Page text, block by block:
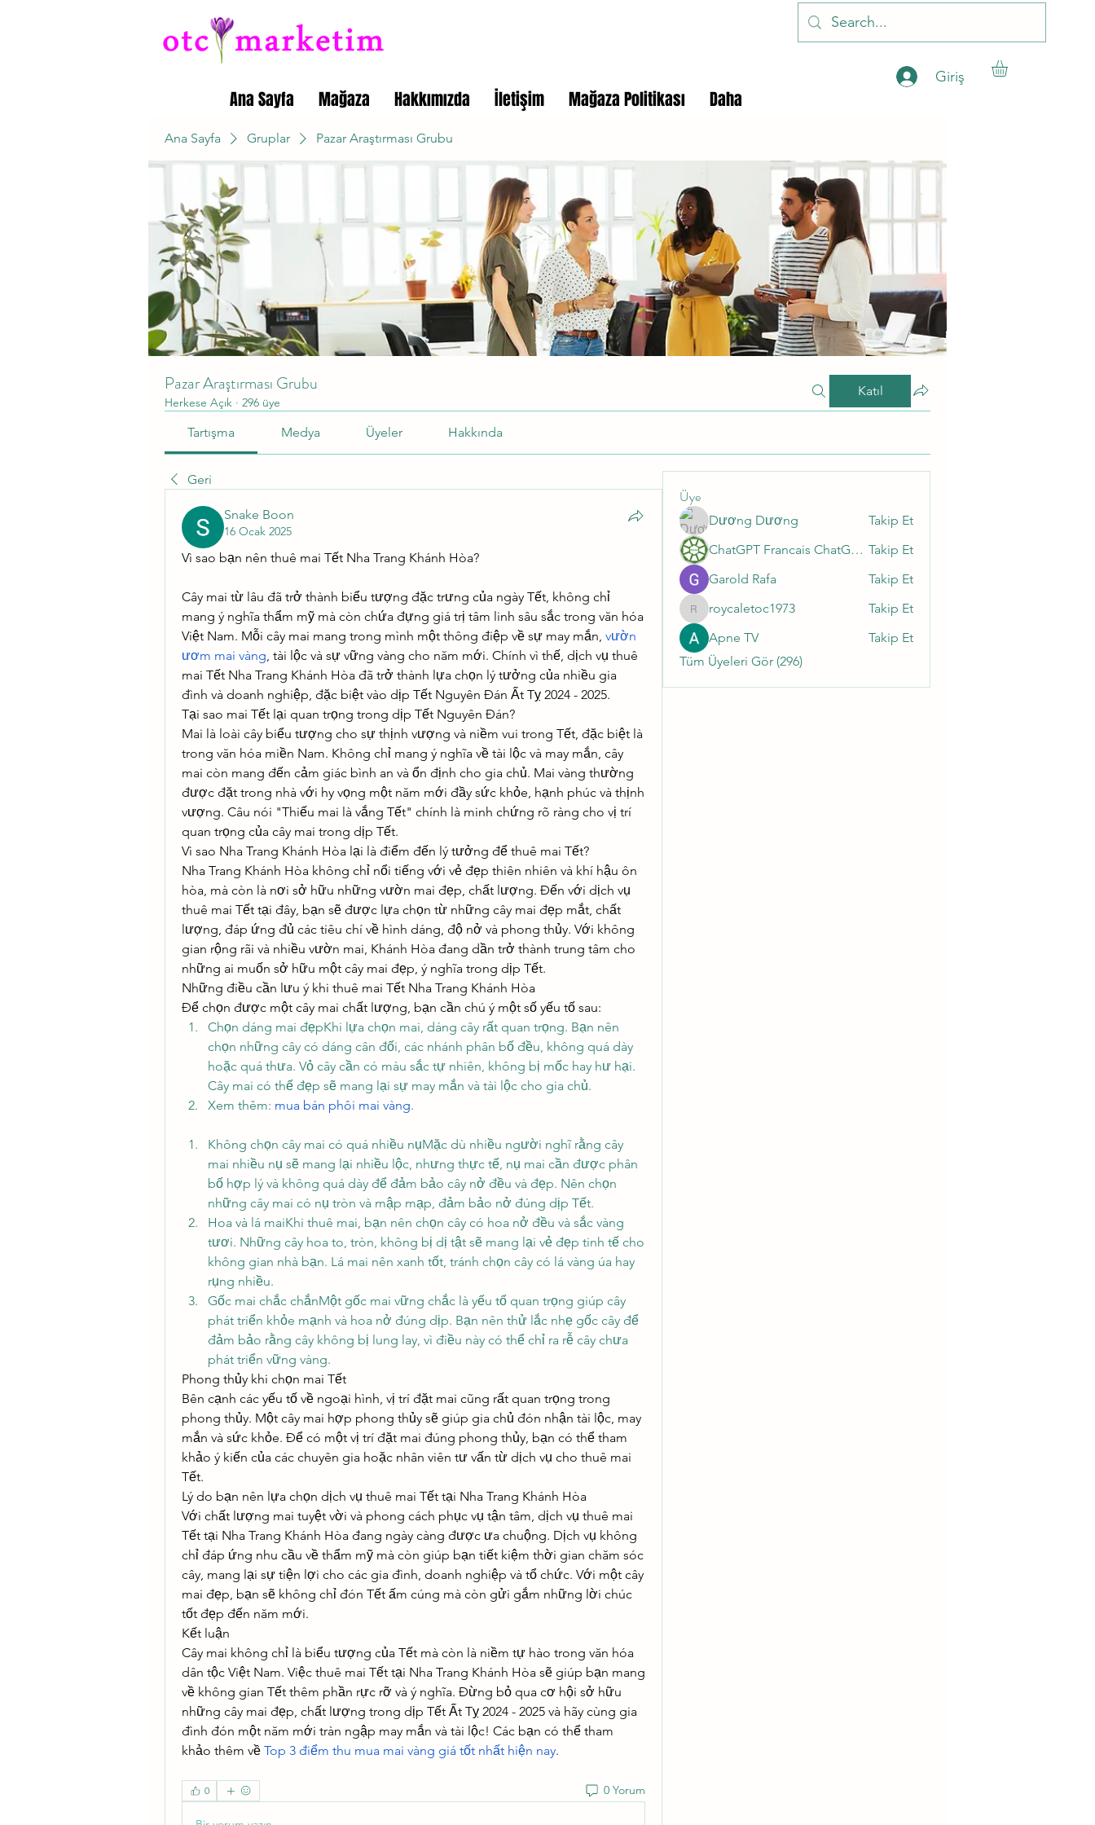
Ana Sayfa Mağaza Hakkımızda İletişim Mağaza Politikası Daha
Giriş
Ana Sayfa Gruplar Pazar Araştırması Grubu
Pazar Araştırması Grubu
Herkese Açık · 296 üye
Katıl
Tartışma Medya Üyeler Hakkında
Geri
Snake Boon
16 Ocak 2025
Vì sao bạn nên thuê mai Tết Nha Trang Khánh Hòa?
Cây mai từ lâu đã trở thành biểu tượng đặc trưng của ngày Tết, không chỉ
mang ý nghĩa thẩm mỹ mà còn chứa đựng giá trị tâm linh sâu sắc trong văn hóa
Việt Nam. Mỗi cây mai mang trong mình một thông điệp về sự may mắn, vườn
ươm mai vàng , tài lộc và sự vững vàng cho năm mới. Chính vì thế, dịch vụ thuê
mai Tết Nha Trang Khánh Hòa đã trở thành lựa chọn lý tưởng của nhiều gia
đình và doanh nghiệp, đặc biệt vào dịp Tết Nguyên Đán Ất Tỵ 2024 - 2025.
Tại sao mai Tết lại quan trọng trong dịp Tết Nguyên Đán?
Mai là loài cây biểu tượng cho sự thịnh vượng và niềm vui trong Tết, đặc biệt là
trong văn hóa miền Nam. Không chỉ mang ý nghĩa về tài lộc và may mắn, cây
mai còn mang đến cảm giác bình an và ổn định cho gia chủ. Mai vàng thường
được đặt trong nhà với hy vọng một năm mới đầy sức khỏe, hạnh phúc và thịnh
vượng. Câu nói "Thiếu mai là vắng Tết" chính là minh chứng rõ ràng cho vị trí
quan trọng của cây mai trong dịp Tết.
Vì sao Nha Trang Khánh Hòa lại là điểm đến lý tưởng để thuê mai Tết?
Nha Trang Khánh Hòa không chỉ nổi tiếng với vẻ đẹp thiên nhiên và khí hậu ôn
hòa, mà còn là nơi sở hữu những vườn mai đẹp, chất lượng. Đến với dịch vụ
thuê mai Tết tại đây, bạn sẽ được lựa chọn từ những cây mai đẹp mắt, chất
lượng, đáp ứng đủ các tiêu chí về hình dáng, độ nở và phong thủy. Với không
gian rộng rãi và nhiều vườn mai, Khánh Hòa đang dần trở thành trung tâm cho
những ai muốn sở hữu một cây mai đẹp, ý nghĩa trong dịp Tết.
Những điều cần lưu ý khi thuê mai Tết Nha Trang Khánh Hòa
Để chọn được một cây mai chất lượng, bạn cần chú ý một số yếu tố sau:
Chọn dáng mai đẹpKhi lựa chọn mai, dáng cây rất quan trọng. Bạn nên
chọn những cây có dáng cân đối, các nhánh phân bố đều, không quá dày
hoặc quá thưa. Vỏ cây cần có màu sắc tự nhiên, không bị mốc hay hư hại.
Cây mai có thế đẹp sẽ mang lại sự may mắn và tài lộc cho gia chủ.
Xem thêm: mua bán phôi mai vàng.
Không chọn cây mai có quá nhiều nụMặc dù nhiều người nghĩ rằng cây
mai nhiều nụ sẽ mang lại nhiều lộc, nhưng thực tế, nụ mai cần được phân
bố hợp lý và không quá dày để đảm bảo cây nở đều và đẹp. Nên chọn
những cây mai có nụ tròn và mập mạp, đảm bảo nở đúng dịp Tết.
Hoa và lá maiKhi thuê mai, bạn nên chọn cây có hoa nở đều và sắc vàng
tươi. Những cây hoa to, tròn, không bị dị tật sẽ mang lại vẻ đẹp tinh tế cho
không gian nhà bạn. Lá mai nên xanh tốt, tránh chọn cây có lá vàng úa hay
rụng nhiều.
Gốc mai chắc chắnMột gốc mai vững chắc là yếu tố quan trọng giúp cây
phát triển khỏe mạnh và hoa nở đúng dịp. Bạn nên thử lắc nhẹ gốc cây để
đảm bảo rằng cây không bị lung lay, vì điều này có thể chỉ ra rễ cây chưa
phát triển vững vàng.
Phong thủy khi chọn mai Tết
Bên cạnh các yếu tố về ngoại hình, vị trí đặt mai cũng rất quan trọng trong
phong thủy. Một cây mai hợp phong thủy sẽ giúp gia chủ đón nhận tài lộc, may
mắn và sức khỏe. Để có một vị trí đặt mai đúng phong thủy, bạn có thể tham
khảo ý kiến của các chuyên gia hoặc nhân viên tư vấn từ dịch vụ cho thuê mai
Tết.
Lý do bạn nên lựa chọn dịch vụ thuê mai Tết tại Nha Trang Khánh Hòa
Với chất lượng mai tuyệt vời và phong cách phục vụ tận tâm, dịch vụ thuê mai
Tết tại Nha Trang Khánh Hòa đang ngày càng được ưa chuộng. Dịch vụ không
chỉ đáp ứng nhu cầu về thẩm mỹ mà còn giúp bạn tiết kiệm thời gian chăm sóc
cây, mang lại sự tiện lợi cho các gia đình, doanh nghiệp và tổ chức. Với một cây
mai đẹp, bạn sẽ không chỉ đón Tết ấm cúng mà còn gửi gắm những lời chúc
tốt đẹp đến năm mới.
Kết luận
Cây mai không chỉ là biểu tượng của Tết mà còn là niềm tự hào trong văn hóa
dân tộc Việt Nam. Việc thuê mai Tết tại Nha Trang Khánh Hòa sẽ giúp bạn mang
về không gian Tết thêm phần rực rỡ và ý nghĩa. Đừng bỏ qua cơ hội sở hữu
những cây mai đẹp, chất lượng trong dịp Tết Ất Tỵ 2024 - 2025 và hãy cùng gia
đình đón một năm mới tràn ngập may mắn và tài lộc! Các bạn có thể tham
khảo thêm về Top 3 điểm thu mua mai vàng giá tốt nhất hiện nay.
0 0 Yorum
Üye
Dương Dương
Takip Et
ChatGPT Francais ChatGPTXOnline Takip Et
Garold Rafa
Takip Et
roycaletoc1973
roycaletoc1973
Takip Et
Apne TV
Takip Et
Tüm Üyeleri Gör (296)